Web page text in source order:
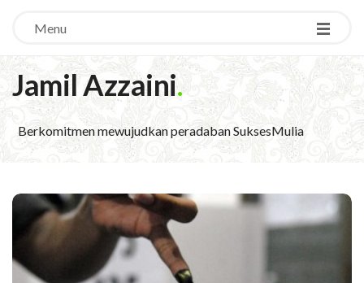
Menu
Jamil Azzaini.
Berkomitmen mewujudkan peradaban SuksesMulia